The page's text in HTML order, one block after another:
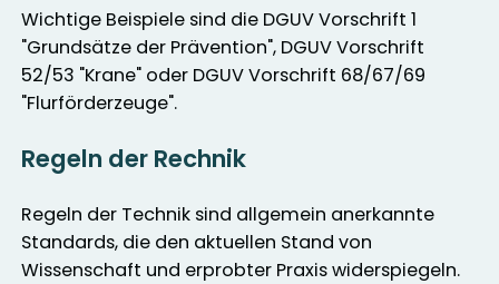
Wichtige Beispiele sind die DGUV Vorschrift 1
"Grundsätze der Prävention", DGUV Vorschrift
52/53 "Krane" oder DGUV Vorschrift 68/67/69
"Flurförderzeuge".
Regeln der Rechnik
Regeln der Technik sind allgemein anerkannte
Standards, die den aktuellen Stand von
Wissenschaft und erprobter Praxis widerspiegeln.